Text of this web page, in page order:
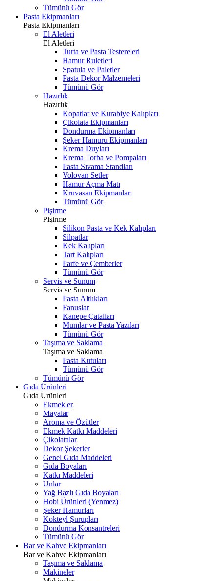
Tümünü Gör
Pasta Ekipmanları
Pasta Ekipmanları
El Aletleri
El Aletleri
Turta ve Pasta Testereleri
Hamur Ruletleri
Spatula ve Paletler
Pasta Dekor Malzemeleri
Tümünü Gör
Hazırlık
Hazırlık
Kopatlar ve Kurabiye Kalıpları
Çikolata Ekipmanları
Dondurma Ekipmanları
Şeker Hamuru Ekipmanları
Krema Duyları
Krema Torba ve Pompaları
Pasta Sıvama Standları
Volovan Setler
Hamur Açma Matı
Kruvasan Ekipmanları
Tümünü Gör
Pişirme
Pişirme
Silikon Pasta ve Kek Kalıpları
Silpatlar
Kek Kalıpları
Tart Kalıpları
Parfe ve Çemberler
Tümünü Gör
Servis ve Sunum
Servis ve Sunum
Pasta Altlıkları
Fanuslar
Kanepe Çatalları
Mumlar ve Pasta Yazıları
Tümünü Gör
Taşıma ve Saklama
Taşıma ve Saklama
Pasta Kutuları
Tümünü Gör
Tümünü Gör
Gıda Ürünleri
Gıda Ürünleri
Ekmekler
Mayalar
Aroma ve Özütler
Ekmek Katkı Maddeleri
Çikolatalar
Dekor Şekerler
Genel Gıda Maddeleri
Gıda Boyaları
Katkı Maddeleri
Unlar
Yağ Bazlı Gıda Boyaları
Hobi Ürünleri (Yenmez)
Şeker Hamurları
Kokteyl Şurupları
Dondurma Konsantreleri
Tümünü Gör
Bar ve Kahve Ekipmanları
Bar ve Kahve Ekipmanları
Taşıma ve Saklama
Makineler